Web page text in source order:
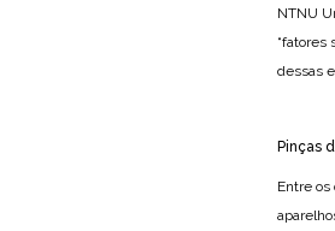
NTNU
“fatores
dessas
Pinças
Entre